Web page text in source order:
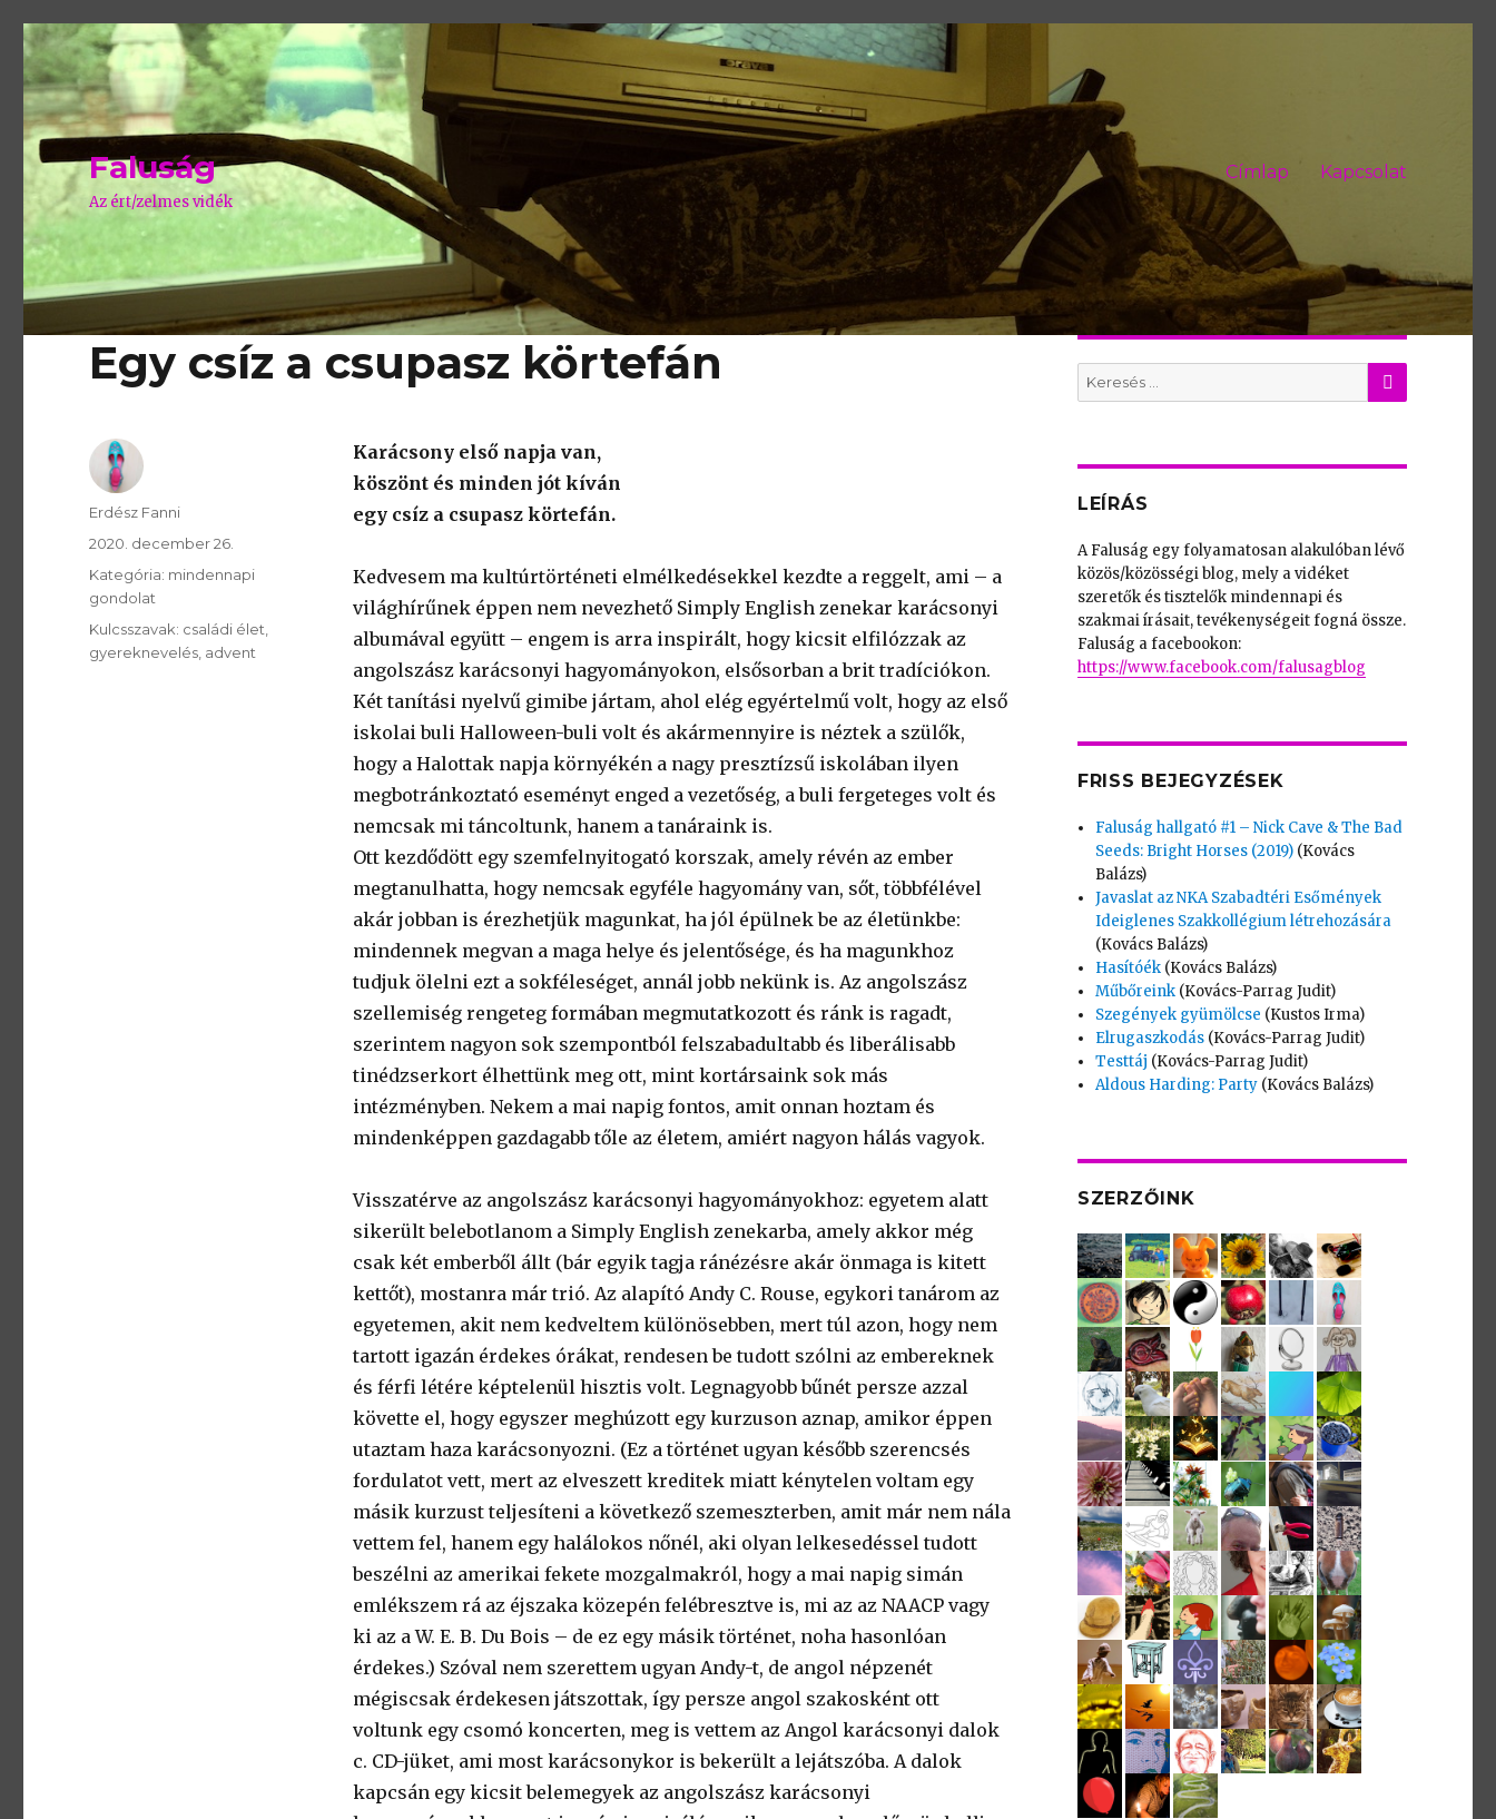
Faluság
Az ért/zelmes vidék
Címlap Kapcsolat
Egy csíz a csupasz körtefán
Karácsony első napja van,
köszönt és minden jót kíván
egy csíz a csupasz körtefán.
Kedvesem ma kultúrtörténeti elmélkedésekkel kezdte a reggelt, ami – a
világhírűnek éppen nem nevezhető Simply English zenekar karácsonyi
albumával együtt – engem is arra inspirált, hogy kicsit elfilózzak az
angolszász karácsonyi hagyományokon, elsősorban a brit tradíciókon.
Két tanítási nyelvű gimibe jártam, ahol elég egyértelmű volt, hogy az első
iskolai buli Halloween-buli volt és akármennyire is néztek a szülők,
hogy a Halottak napja környékén a nagy presztízsű iskolában ilyen
megbotránkoztató eseményt enged a vezetőség, a buli fergeteges volt és
nemcsak mi táncoltunk, hanem a tanáraink is.
Ott kezdődött egy szemfelnyitogató korszak, amely révén az ember
megtanulhatta, hogy nemcsak egyféle hagyomány van, sőt, többfélével
akár jobban is érezhetjük magunkat, ha jól épülnek be az életünkbe:
mindennek megvan a maga helye és jelentősége, és ha magunkhoz
tudjuk ölelni ezt a sokféleséget, annál jobb nekünk is. Az angolszász
szellemiség rengeteg formában megmutatkozott és ránk is ragadt,
szerintem nagyon sok szempontból felszabadultabb és liberálisabb
tinédzserkort élhettünk meg ott, mint kortársaink sok más
intézményben. Nekem a mai napig fontos, amit onnan hoztam és
mindenképpen gazdagabb tőle az életem, amiért nagyon hálás vagyok.
Visszatérve az angolszász karácsonyi hagyományokhoz: egyetem alatt
sikerült belebotlanom a Simply English zenekarba, amely akkor még
csak két emberből állt (bár egyik tagja ránézésre akár önmaga is kitett
kettőt), mostanra már trió. Az alapító Andy C. Rouse, egykori tanárom az
egyetemen, akit nem kedveltem különösebben, mert túl azon, hogy nem
tartott igazán érdekes órákat, rendesen be tudott szólni az embereknek
és férfi létére képtelenül hisztis volt. Legnagyobb bűnét persze azzal
követte el, hogy egyszer meghúzott egy kurzuson aznap, amikor éppen
utaztam haza karácsonyozni. (Ez a történet ugyan később szerencsés
fordulatot vett, mert az elveszett kreditek miatt kénytelen voltam egy
másik kurzust teljesíteni a következő szemeszterben, amit már nem nála
vettem fel, hanem egy halálokos nőnél, aki olyan lelkesedéssel tudott
beszélni az amerikai fekete mozgalmakról, hogy a mai napig simán
emlékszem rá az éjszaka közepén felébresztve is, mi az az NAACP vagy
ki az a W. E. B. Du Bois – de ez egy másik történet, noha hasonlóan
érdekes.) Szóval nem szerettem ugyan Andy-t, de angol népzenét
mégiscsak érdekesen játszottak, így persze angol szakosként ott
voltunk egy csomó koncerten, meg is vettem az Angol karácsonyi dalok
c. CD-jüket, ami most karácsonykor is bekerült a lejátszóba. A dalok
kapcsán egy kicsit belemegyek az angolszász karácsonyi
SzerzÅ
Erdész Fanni
Közzétéve:
2020. december 26.
Kategória: Kategória:
mindennapi
gondolat
Kulcsszavak: Kulcsszavak:
családi élet
gyereknevelés advent
Search
for:
KERES
LEÍRÁS
A Faluság egy folyamatosan alakulóban lévő
közös/közösségi blog, mely a vidéket
szeretők és tisztelők mindennapi és
szakmai írásait, tevékenységeit fogná össze.
Faluság a facebookon:
https://www.facebook.com/falusagblog
FRISS BEJEGYZÉSEK
Faluság hallgató #1 – Nick Cave & The Bad
Seeds: Bright Horses (2019) (Kovács
Balázs)
Javaslat az NKA Szabadtéri Esőmények
Ideiglenes Szakkollégium létrehozására
(Kovács Balázs)
Hasítóék (Kovács Balázs)
Műbőreink (Kovács-Parrag Judit)
Szegények gyümölcse (Kustos Irma)
Elrugaszkodás (Kovács-Parrag Judit)
Testtáj (Kovács-Parrag Judit)
Aldous Harding: Party (Kovács Balázs)
SZERZŐINK